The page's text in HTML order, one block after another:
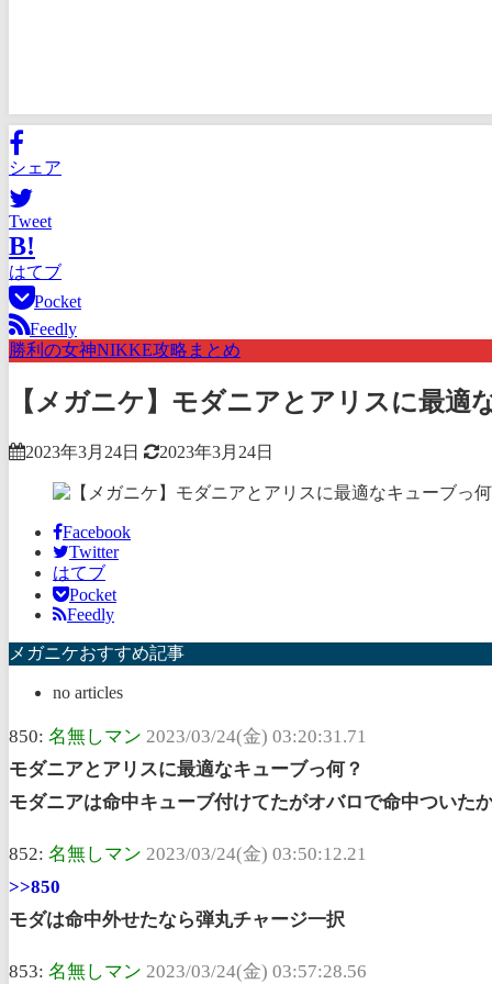
シェア
Tweet
B!
はてブ
Pocket
Feedly
勝利の女神NIKKE攻略まとめ
【メガニケ】モダニアとアリスに最適
2023年3月24日 2023年3月24日
Facebook
Twitter
はてブ
Pocket
Feedly
メガニケおすすめ記事
no articles
850: 名無しマン 2023/03/24(金) 03:20:31.71
モダニアとアリスに最適なキューブっ何？
モダニアは命中キューブ付けてたがオバロで命中ついた
852: 名無しマン 2023/03/24(金) 03:50:12.21
>>850
モダは命中外せたなら弾丸チャージ一択
853: 名無しマン 2023/03/24(金) 03:57:28.56